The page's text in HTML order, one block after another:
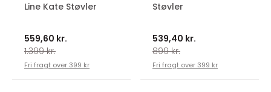
Line Kate Støvler
559,60 kr.
1.399 kr.
Fri fragt over 399 kr
Støvler
539,40 kr.
899 kr.
Fri fragt over 399 kr